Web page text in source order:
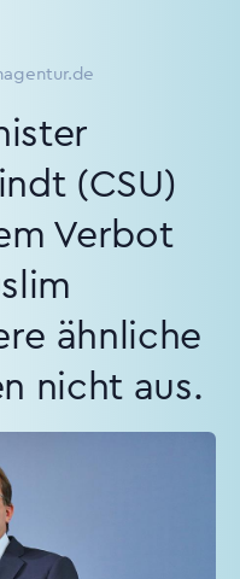
(CSU)
Verbot
ähnliche
nicht aus.